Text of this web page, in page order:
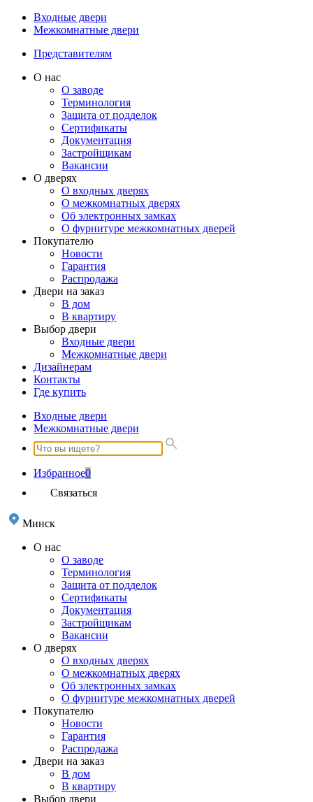
Входные двери
Межкомнатные двери
Представителям
О нас
О заводе
Терминология
Защита от подделок
Сертификаты
Документация
Застройщикам
Вакансии
О дверях
О входных дверях
О межкомнатных дверях
Об электронных замках
О фурнитуре межкомнатных дверей
Покупателю
Новости
Гарантия
Распродажа
Двери на заказ
В дом
В квартиру
Выбор двери
Входные двери
Межкомнатные двери
Дизайнерам
Контакты
Где купить
Входные двери
Межкомнатные двери
Избранное0
Связаться
Минск
О нас
О заводе
Терминология
Защита от подделок
Сертификаты
Документация
Застройщикам
Вакансии
О дверях
О входных дверях
О межкомнатных дверях
Об электронных замках
О фурнитуре межкомнатных дверей
Покупателю
Новости
Гарантия
Распродажа
Двери на заказ
В дом
В квартиру
Выбор двери